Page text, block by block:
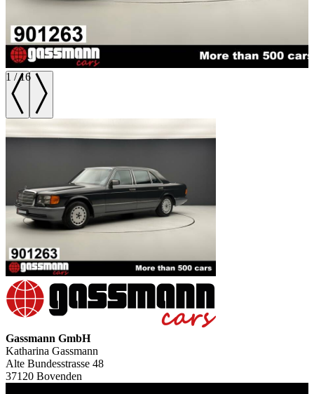
1 /16
Gassmann GmbH
Katharina Gassmann
Alte Bundesstrasse 48
37120 Bovenden